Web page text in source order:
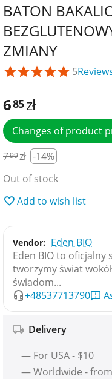
BATON
ZMIANY
5
685zł
Changes of product
799zł -14%
Out of stock
Add to wish list
Vendor: Eden BIO
Eden BIO to oficjalny
tworzymy świat
świadom...
+48537713790
Delivery
— For USA - $10
— Worldwide -